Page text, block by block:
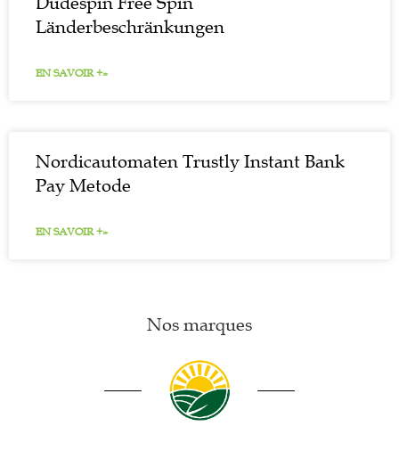
Länderbeschränkungen
EN SAVOIR +»
Nordicautomaten Trustly Instant Bank
Pay Metode
EN SAVOIR +»
Nos marques